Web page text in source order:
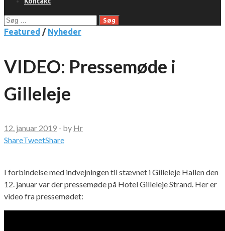
Søg
efter:
Featured / Nyheder
VIDEO: Pressemøde i
Gilleleje
12. januar 2019 - by Hr
ShareTweetShare
I forbindelse med indvejningen til stævnet i Gilleleje Hallen den
12. januar var der pressemøde på Hotel Gilleleje Strand. Her er
video fra pressemødet: